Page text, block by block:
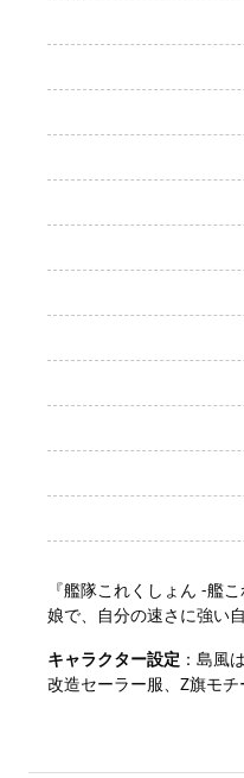
『艦隊これくしょん -艦
娘で、自分の速さに強い
キャラクター設定 ：島風
改造セーラー服、Z旗モ